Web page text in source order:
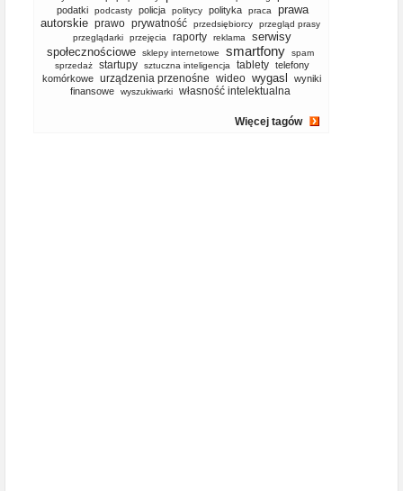
podatki podcasty policja politycy polityka praca
prawa
autorskie prawo prywatność przedsiębiorcy
przegląd prasy
przeglądarki
przejęcia raporty reklama
serwisy
społecznościowe
sklepy internetowe smartfony
spam
sprzedaż
startupy sztuczna inteligencja tablety telefony
komórkowe
urządzenia przenośne wideo wygasl
wyniki
finansowe
wyszukiwarki własność intelektualna
Więcej tagów